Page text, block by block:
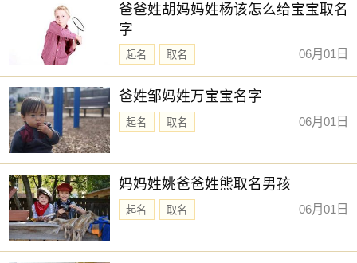
宜：求嗣 嫁娶 安葬
忌：赴任 出行 求财 祭祀 祈福 斋醮 开光
17时-19时 癸酉时： 沖兔 煞东 时沖丁卯 日破
宜：
忌：日时相沖 诸事不宜
宜：祭祀 祈福 合嵴 嫁娶 安葬
忌：赴任 修造 移徙 出行 词讼
21时-23时 乙亥时： 沖蛇 煞西 时沖己巳 不遇 三合 木星 左
爸爸姓胡妈妈姓杨该怎么给宝宝取名
字
起名 取名 06月01日
爸姓邹妈姓万宝宝名字
起名 取名 06月01日
妈妈姓姚爸爸姓熊取名男孩
起名 取名 06月01日